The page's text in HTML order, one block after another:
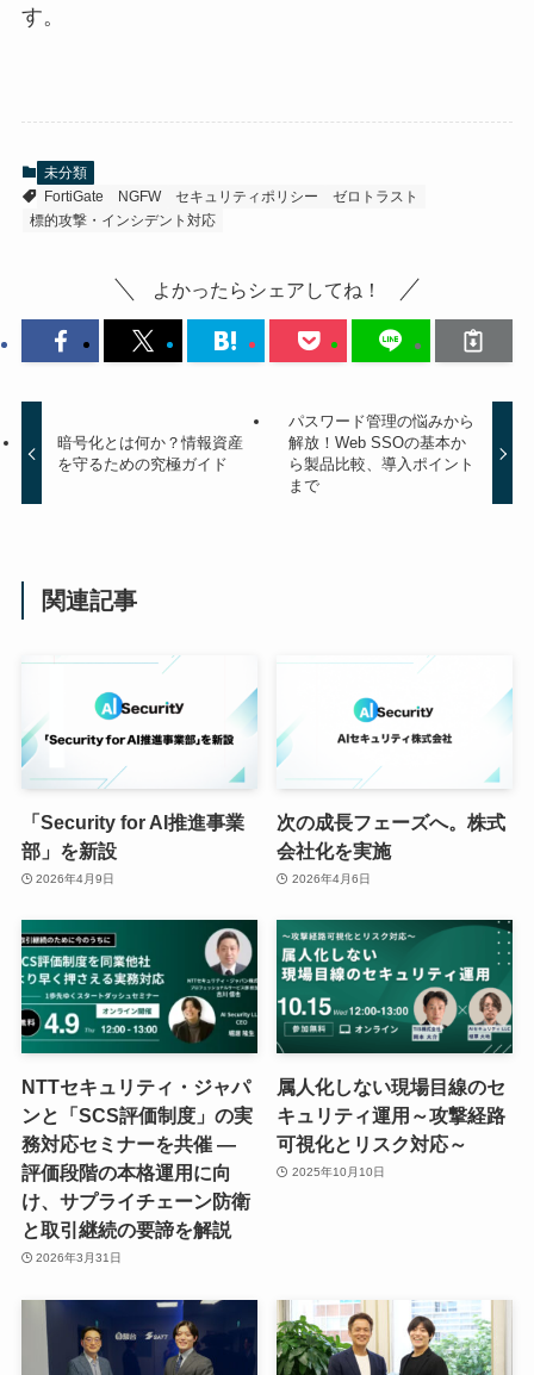
す。
未分類
FortiGate
NGFW セキュリティポリシー
ゼロトラスト
標的攻撃・インシデント対応
よかったらシェアしてね！
暗号化とは何か？情報資産
を守るための究極ガイド
パスワード管理の悩みから
解放！Web SSOの基本か
ら製品比較、導入ポイント
まで
関連記事
「Security for AI推進事業
部」を新設
2026年4月9日
次の成長フェーズへ。株式
会社化を実施
2026年4月6日
NTTセキュリティ・ジャパ
ンと「SCS評価制度」の実
務対応セミナーを共催 ―
評価段階の本格運用に向
け、サプライチェーン防衛
と取引継続の要諦を解説
2026年3月31日
属人化しない現場目線のセ
キュリティ運用～攻撃経路
可視化とリスク対応～
2025年10月10日